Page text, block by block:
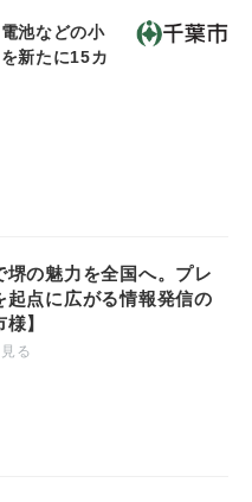
池などの小
新たに15カ
堺の魅力を全国へ。プレ
起点に広がる情報発信の
】
る